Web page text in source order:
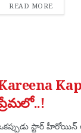
READ MOREDETAILS
స్టార్